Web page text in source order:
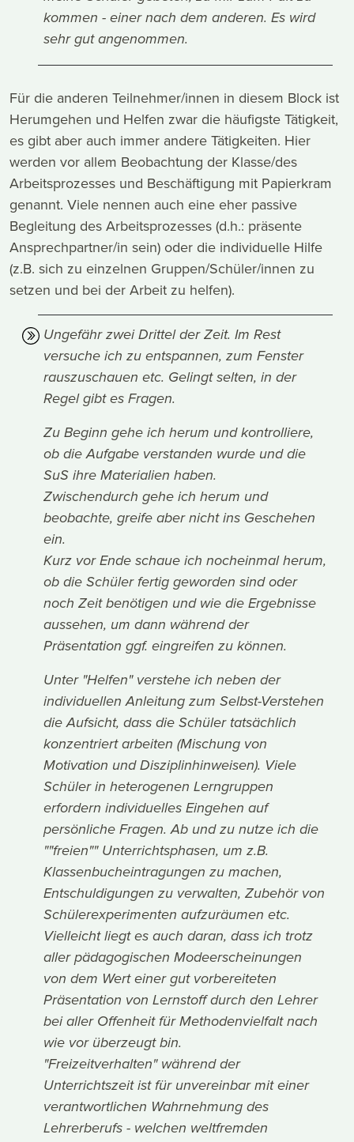
kommen - einer nach dem anderen. Es wird
sehr gut angenommen.
Für die anderen Teilnehmer/innen in diesem Block ist
Herumgehen und Helfen zwar die häufigste Tätigkeit,
es gibt aber auch immer andere Tätigkeiten. Hier
werden vor allem Beobachtung der Klasse/des
Arbeitsprozesses und Beschäftigung mit Papierkram
genannt. Viele nennen auch eine eher passive
Begleitung des Arbeitsprozesses (d.h.: präsente
Ansprechpartner/in sein) oder die individuelle Hilfe
(z.B. sich zu einzelnen Gruppen/Schüler/innen zu
setzen und bei der Arbeit zu helfen).
Ungefähr zwei Drittel der Zeit. Im Rest
versuche ich zu entspannen, zum Fenster
rauszuschauen etc. Gelingt selten, in der
Regel gibt es Fragen.
Zu Beginn gehe ich herum und kontrolliere,
ob die Aufgabe verstanden wurde und die
SuS ihre Materialien haben.
Zwischendurch gehe ich herum und
beobachte, greife aber nicht ins Geschehen
ein.
Kurz vor Ende schaue ich nocheinmal herum,
ob die Schüler fertig geworden sind oder
noch Zeit benötigen und wie die Ergebnisse
aussehen, um dann während der
Präsentation ggf. eingreifen zu können.
Unter "Helfen" verstehe ich neben der
individuellen Anleitung zum Selbst-Verstehen
die Aufsicht, dass die Schüler tatsächlich
konzentriert arbeiten (Mischung von
Motivation und Disziplinhinweisen). Viele
Schüler in heterogenen Lerngruppen
erfordern individuelles Eingehen auf
persönliche Fragen. Ab und zu nutze ich die
""freien"" Unterrichtsphasen, um z.B.
Klassenbucheintragungen zu machen,
Entschuldigungen zu verwalten, Zubehör von
Schülerexperimenten aufzuräumen etc.
Vielleicht liegt es auch daran, dass ich trotz
aller pädagogischen Modeerscheinungen
von dem Wert einer gut vorbereiteten
Präsentation von Lernstoff durch den Lehrer
bei aller Offenheit für Methodenvielfalt nach
wie vor überzeugt bin.
"Freizeitverhalten" während der
Unterrichtszeit ist für unvereinbar mit einer
verantwortlichen Wahrnehmung des
Lehrerberufs - welchen weltfremden